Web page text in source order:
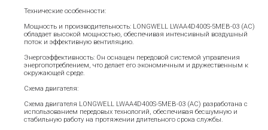
Технические особенности:
Мощность и производительность: LONGWELL LWAA4D400S-5MEB-03 (AC)
обладает высокой мощностью, обеспечивая интенсивный воздушный
поток и эффективную вентиляцию.
Энергоэффективность: Он оснащен передовой системой управления
энергопотреблением, что делает его экономичным и дружественным к
окружающей среде.
Схема двигателя:
Схема двигателя LONGWELL LWAA4D400S-5MEB-03 (AC) разработана с
использованием передовых технологий, обеспечивая бесшумную и
стабильную работу на протяжении длительного срока службы.